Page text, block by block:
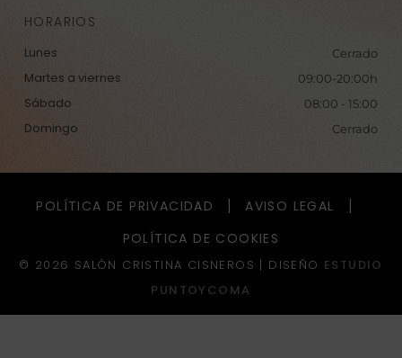
HORARIOS
Lunes Cerrado
Martes a viernes 09:00-20:00h
Sábado 08:00 - 15:00
Domingo Cerrado
POLÍTICA DE PRIVACIDAD
AVISO LEGAL
POLÍTICA DE COOKIES
© 2026 SALÓN CRISTINA CISNEROS | DISEÑO ESTUDIO
PUNTOYCOMA